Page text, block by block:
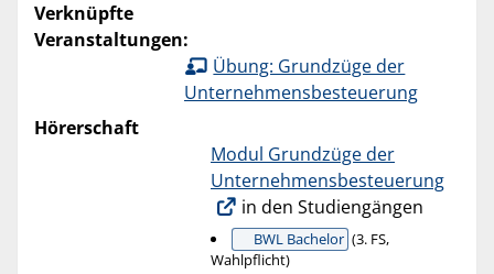
Verknüpfte
Veranstaltungen:
Übung: Grundzüge der
Unternehmensbesteuerung
Hörerschaft
Modul Grundzüge der
Unternehmensbesteuerung
in den Studiengängen
BWL Bachelor (3. FS,
Wahlpflicht)